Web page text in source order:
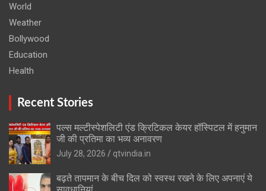
World
Weather
Bollywood
Education
Health
Recent Stories
पल्स मल्टीस्पेशलिटी एंड क्रिटिकल केयर हॉस्पिटल में हनुमान
जी की प्रतिमा का भव्य अनावरण
July 28, 2026
qtvindia.in
बढ़ते तापमान के बीच दिल को स्वस्थ रखने के लिए अपनाएं ये